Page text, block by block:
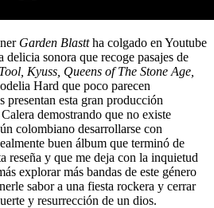
Garden Blasttha colgado en Youtube
delicia sonora que recoge pasajes de
Tool, Kyuss, Queens of The Stone Age,
Hard que poco parecen
presentan esta gran producción
demostrando que no existe
colombiano desarrollarse con
buen álbum que terminó de
reseña y que me deja con la inquietud
explorar más bandas de este género
sabor a una fiesta rockera y cerrar
y resurrección de un dios.